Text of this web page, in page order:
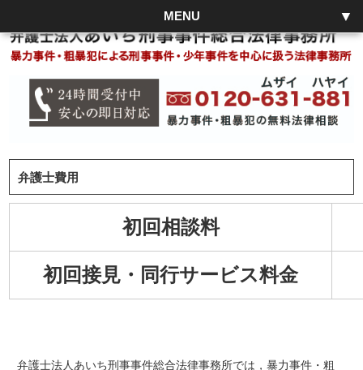
MENU
弁護士費用
初回相談料
初回接見・同行サービス料金
弁護士法人あいち刑事事件総合法律事務所では，暴力事件・粗